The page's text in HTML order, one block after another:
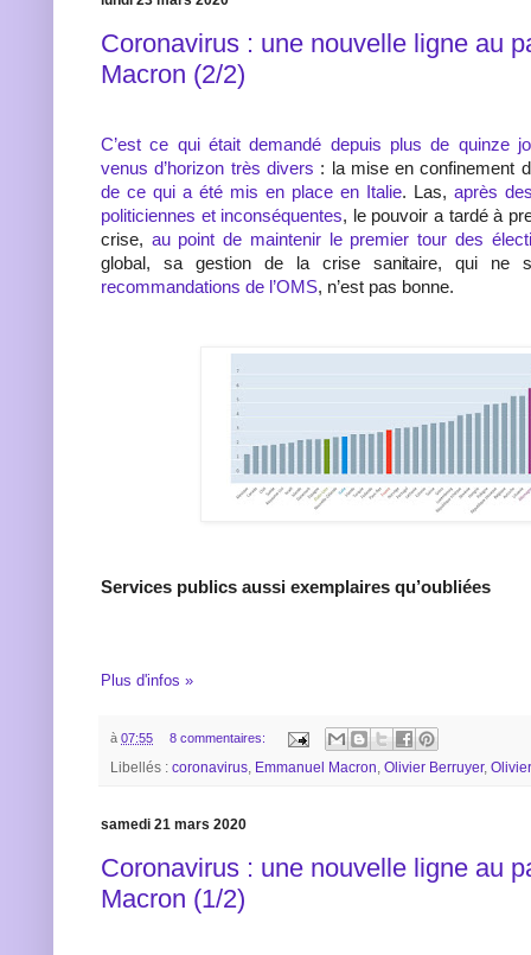
Coronavirus : une nouvelle ligne au
Macron (2/2)
C’est ce qui était demandé depuis plus de quinze
venus d’horizon très divers : la mise en confinement
de ce qui a été mis en place en Italie. Las, après
politiciennes et inconséquentes, le pouvoir a tardé à
crise, au point de maintenir le premier tour des
global, sa gestion de la crise sanitaire, qui ne
recommandations de l’OMS, n’est pas bonne.
Services publics aussi exemplaires qu’oubliées
Plus d'infos »
à 07:55 8 commentaires:
Libellés : coronavirus, Emmanuel Macron, Olivier Berruyer,
samedi 21 mars 2020
Coronavirus : une nouvelle ligne au
Macron (1/2)